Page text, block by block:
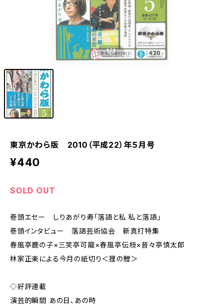
1/1
東京かわら版 2010（平成22）年５月号
¥440
SOLD OUT
巻頭エセー しりあがり寿「落語と私 私と落語」
巻頭インタビュー 落語芸術協会 新真打特集
春風亭鹿の子×三笑亭可龍×春風亭伝枝×昔々亭慎太郎
林家正楽による今月の紙切り＜狸の鯉＞
◇好評連載
演芸的瞬間 あの日、あの時